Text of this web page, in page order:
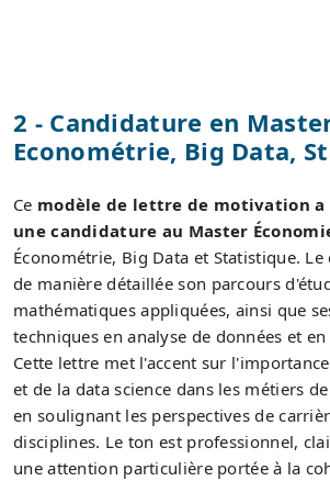
2 - Candidature en
Econométrie, Big Data,
Ce modèle de lettre de motivation a
une candidature au Master
Économétrie, Big Data et Statistique.
de manière détaillée son parcours
mathématiques appliquées, ainsi que
techniques en analyse de données et
Cette lettre met l'accent sur
et de la data science dans les métiers
en soulignant les perspectives de
disciplines. Le ton est professionnel,
une attention particulière portée à la